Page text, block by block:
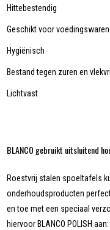
Hittebestendig
Geschikt voor voedingswaren
Hygiënisch
Bestand tegen zuren en
Lichtvast
BLANCO gebruikt uitsluitend
Roestvrij stalen spoeltafels
onderhoudsproducten
en toe met een speciaal
hiervoor BLANCO POLISH